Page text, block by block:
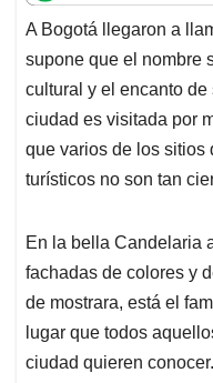
t
s
A
p
p
e
b
o
o
k
k
e
d
I
n
i
l
A Bogotá llegaron a
supone que el nombre
cultural y el encanto
ciudad es visitada por
que varios de los sitios
turísticos no son tan
En la bella Candelaria
fachadas de colores y
de mostrara, está el
lugar que todos
ciudad quieren conocer.